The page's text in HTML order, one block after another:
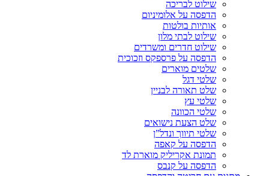
שילוט לבריכה
הדפסה על אלומיניום
אותיות בולטות
שילוט לבתי מלון
שילוט חדרים ומשרדים
הדפסה על פרספקס וזכוכית
שלטים מוארים
שלטי דגל
שלט תאורה לבניין
שלטי עץ
שלטי הכוונה
שלט הצעת נישואים
שלטי תיווך ונדל”ן
הדפסה על קאפה
תמונת אקריליק מוארת לד
הדפסה על קנבס